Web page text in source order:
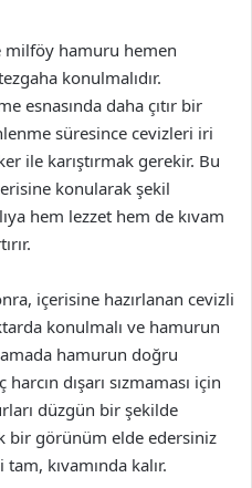
milföy hamuru hemen
konulmalıdır.
esnasında daha çıtır bir
süresince cevizleri iri
ile karıştırmak gerekir. Bu
konularak şekil
hem lezzet hem de kıvam
içerisine hazırlanan cevizli
konulmalı ve hamurun
hamurun doğru
dışarı sızmaması için
düzgün bir şekilde
bir görünüm elde edersiniz
kıvamında kalır.